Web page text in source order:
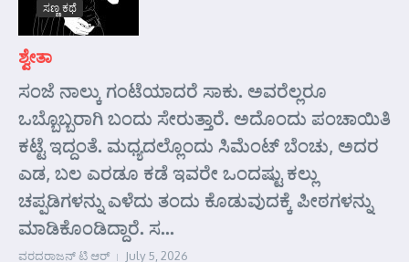
ಸಣ್ಣ ಕಥೆ
ಶ್ವೇತಾ
ಸಂಜೆ ನಾಲ್ಕು ಗಂಟೆಯಾದರೆ ಸಾಕು. ಅವರೆಲ್ಲರೂ
ಒಬ್ಬೊಬ್ಬರಾಗಿ ಬಂದು ಸೇರುತ್ತಾರೆ. ಅದೊಂದು ಪಂಚಾಯಿತಿ
ಕಟ್ಟೆ ಇದ್ದಂತೆ. ಮಧ್ಯದಲ್ಲೊಂದು ಸಿಮೆಂಟ್ ಬೆಂಚು, ಅದರ
ಎಡ, ಬಲ ಎರಡೂ ಕಡೆ ಇವರೇ ಒಂದಷ್ಟು ಕಲ್ಲು
ಚಪ್ಪಡಿಗಳನ್ನು ಎಳೆದು ತಂದು ಕೊಡುವುದಕ್ಕೆ ಪೀಠಗಳನ್ನು
ಮಾಡಿಕೊಂಡಿದ್ದಾರೆ. ಸ...
ವರದರಾಜನ್ ಟಿ ಆರ್ July 5, 2026